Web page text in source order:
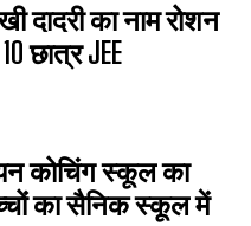
दादरी का नाम रोशन
छात्र JEE
कोचिंग स्कूल का
का सैनिक स्कूल में